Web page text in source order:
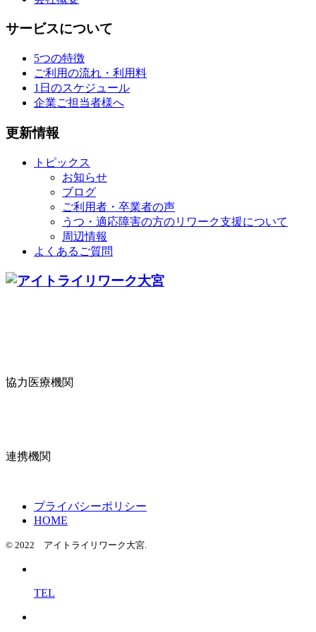
サービスについて
5つの特徴
ご利用の流れ・利用料
1日のスケジュール
企業ご担当者様へ
更新情報
トピックス
お知らせ
ブログ
ご利用者・卒業者の声
うつ・適応障害の方のリワーク支援について
周辺情報
よくあるご質問
協力医療機関
連携機関
プライバシーポリシー
HOME
© 2022 アイトライリワーク大宮.
TEL